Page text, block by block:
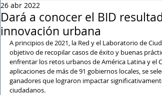
Dará a conocer el BID
innovación urbana
26 abr 2022
A principios de 2021, la Red y el Laboratorio de
objetivo de recopilar casos de éxito y buenas
enfrentar los retos urbanos de América Latina y el
aplicaciones de más de 91 gobiernos locales, se
ganadores que lograron impactar
ciudadanos.